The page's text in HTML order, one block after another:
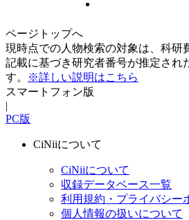
ページトップへ
現時点での人物検索の対象は、科研
記載に基づき研究者番号が推定され
す。
※詳しい説明はこちら
スマートフォン版
|
PC版
CiNiiについて
CiNiiについて
収録データベース一覧
利用規約・プライバシー
個人情報の扱いについて